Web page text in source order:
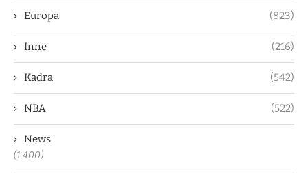
Europa (823)
Inne (216)
Kadra (542)
NBA (522)
News
(1 400)